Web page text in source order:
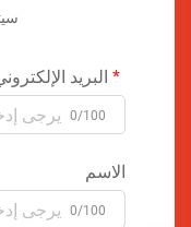
البريد
0/100
الاسم
0/100